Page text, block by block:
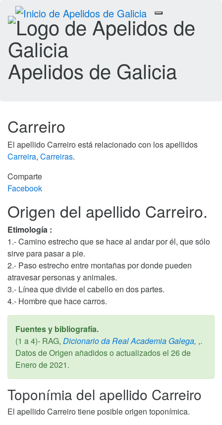
Toggle
navigation
Apelidos de Galicia
Carreiro
El apellido Carreiro está relacionado con los apellidos
Carreira, Carreiras.
Comparte
Facebook
Origen del apellido Carreiro.
Etimología :
1.- Camino estrecho que se hace al andar por él, que sólo
sirve para pasar a pie.
2.- Paso estrecho entre montañas por donde pueden
atravesar personas y animales.
3.- Línea que divide el cabello en dos partes.
4.- Hombre que hace carros.
Fuentes y bibliografía.
(1 a 4)- RAG, Dicionario da Real Academia Galega, ,.
Datos de Origen añadidos o actualizados el 26 de
Enero de 2021.
Toponímia del apellido Carreiro
El apellido Carreiro tiene posible origen toponímica.